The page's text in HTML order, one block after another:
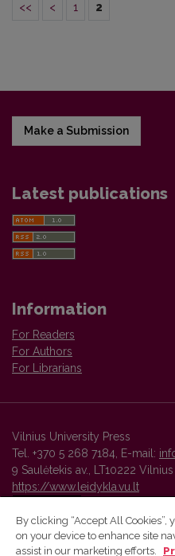
<< < 1 2
Make a Submission
Latest publications
Information
For Readers
For Authors
For Librarians
Vilnius University Press
Tel. +370 5 268 7184, E-mail:
9 Saulėtekis av., LT10222 Vilnius
https://www.leidykla.vu.lt
Vilnius University Press
By clicking “Accept All Cookies”,
on your device to enhance site
assist in our marketing efforts.